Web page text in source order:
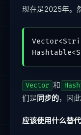
现在是2025年。
Vector 和
们是同步的，因
应该使用什么替代